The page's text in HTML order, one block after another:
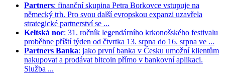
Partners: finanční skupina Petra Borkovce vstupuje na
německý trh. Pro svou další evropskou expanzi uzavřela
strategické partnerství se ...
Keltská noc: 31. ročník legendárního krkonošského festivalu
proběhne příští týden od čtvrtka 13. srpna do 16. srpna ve ...
Partners Banka: jako první banka v Česku umožní klientům
nakupovat a prodávat bitcoin přímo v bankovní aplikaci.
Služba ...